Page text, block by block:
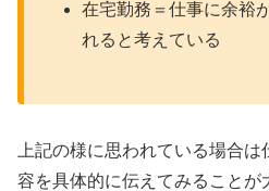
在宅勤務＝仕事に余裕
れると考えている
上記の様に思われている場合
容を具体的に伝えてみることが